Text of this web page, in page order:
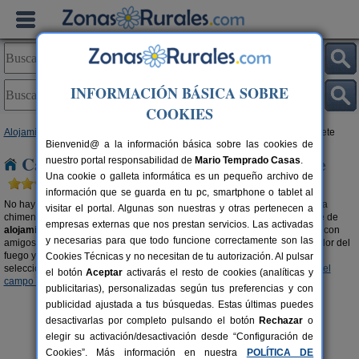
Alojamientos > Albacete
Casas rurales con chimenea en Albacete
No hay nada más romántico y cálido que pasar una velada al calor de una
chimenea. Escapa del mundanal ruido y descubre la gran oferta existente de
alojamientos rurales en Albacete con chimenea . Disfruta del momento, con
amigos, en pareja o en familia. Opta por unas vacaciones diferentes al calor del
fuego y el olor a leña del campo. También te recomendamos visitar esta
selección decasas rurales en la montaña en Albaceteycasas rurales en el
campo en Albacete
INFORMACIÓN BÁSICA SOBRE
COOKIES
Bienvenid@ a la información básica sobre las cookies de
nuestro portal responsabilidad de Mario Temprado Casas.
Una cookie o galleta informática es un pequeño archivo de
información que se guarda en tu pc, smartphone o tablet al
visitar el portal. Algunas son nuestras y otras pertenecen a
empresas externas que nos prestan servicios. Las activadas
y necesarias para que todo funcione correctamente son las
Cookies Técnicas y no necesitan de tu autorización. Al pulsar
el botónAceptar activarás el resto de cookies (analíticas y
publicitarias), personalizadas según tus preferencias y con
publicidad ajustada a tus búsquedas. Estas últimas puedes
desactivarlas por completo pulsando el botón Rechazar o
elegir su activación/desactivación desde “Configuración de
Cookies”. Más información en nuestra
POLÍTICA DE